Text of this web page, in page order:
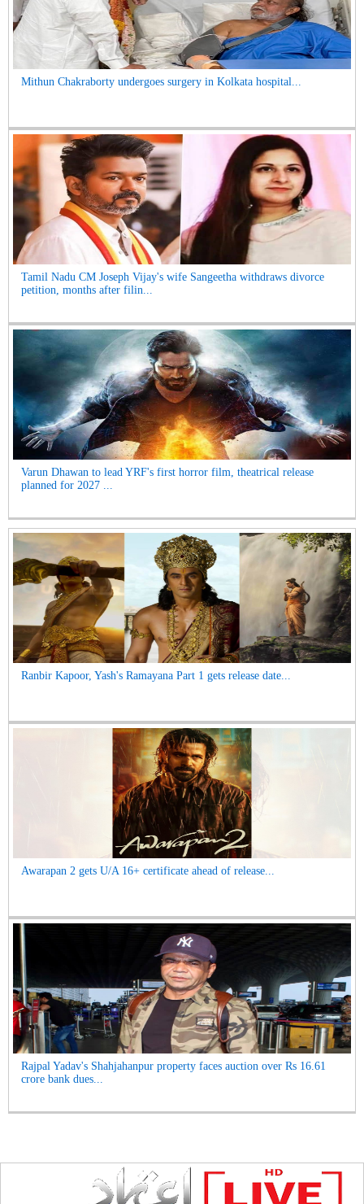
Mithun Chakraborty undergoes surgery in Kolkata hospital...
Tamil Nadu CM Joseph Vijay's wife Sangeetha withdraws divorce
petition, months after filin...
Varun Dhawan to lead YRF's first horror film, theatrical release
planned for 2027 ...
Ranbir Kapoor, Yash's Ramayana Part 1 gets release date...
Awarapan 2 gets U/A 16+ certificate ahead of release...
Rajpal Yadav's Shahjahanpur property faces auction over Rs 16.61
crore bank dues...